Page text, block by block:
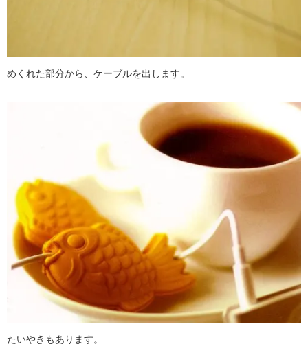
めくれた部分から、ケーブルを出します。
たいやきもあります。